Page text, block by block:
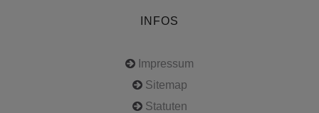
INFOS
Impressum
Sitemap
Statuten